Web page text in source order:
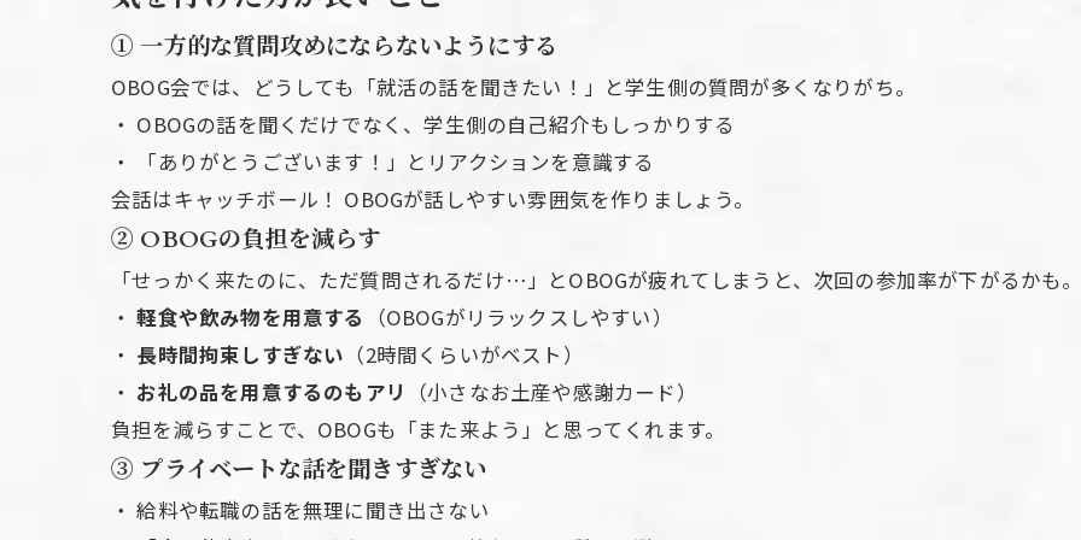
①一方的な質問攻めにならないようにする
OBOG会では、どうしても「就活の話を聞きたい！」と学生側の質問が多くなりがち。
・ OBOGの話を聞くだけでなく、学生側の自己紹介もしっかりする
・ 「ありがとうございます！」とリアクションを意識する
会話はキャッチボール！ OBOGが話しやすい雰囲気を作りましょう。
② OBOGの負担を減らす
「せっかく来たのに、ただ質問されるだけ…」とOBOGが疲れてしまうと、次回の参加率が下がるかも
・軽食や飲み物を用意する
（OBOGがリラックスしやすい）
・ 長時間拘束しすぎない （2時間くらいがベスト）
・ お礼の品を用意するのもアリ
（小さなお土産や感謝カード）
負担を減らすことで、OBOGも「また来よう」と思ってくれます。
③ プライベートな話を聞きすぎない
・ 給料や転職の話を無理に聞き出さない